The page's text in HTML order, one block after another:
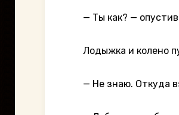
— Ты как? —
Лодыжка и колено
— Не знаю. Откуда